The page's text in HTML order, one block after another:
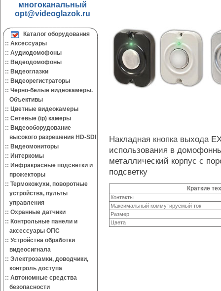
многоканальный
opt@videoglazok.ru
Каталог оборудования
:: Аксессуары
:: Аудиодомофоны
:: Видеодомофоны
:: Видеоглазки
:: Видеорегистраторы
:: Черно-белые видеокамеры.
Объективы
:: Цветные видеокамеры
:: Сетевые (ip) камеры
:: Видеооборудование
высокого разрешения HD-SDI
:: Видеомониторы
:: Интеркомы
:: Инфракрасные подсветки и
прожекторы
:: Термокожухи, поворотные
устройства, пульты
управления
:: Охранные датчики
:: Контрольные панели и
аксессуары ОПС
:: Устройства обработки
видеосигнала
:: Электрозамки, доводчики,
контроль доступа
:: Автономные средства
безопасности
Накладная кнопка выхода
использования в
металлический корпус с
подсветку
Краткие
Контакты
Максимальный коммутируемый ток
Размер
Цвета